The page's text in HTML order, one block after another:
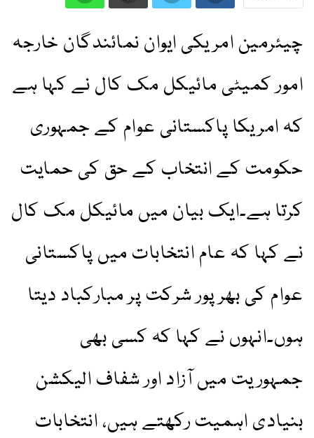
چیئرمین امریکی ایوان نمائندگان خارجہ
امور کمیٹی مائیکل مک کال نے کہا ہے
کہ امریکا پاکستانی عوام کے جمہوری
حکومت کے انتخاب کے حق کی حمایت
کرتا ہے۔ایک بیان میں مائیکل مک کال
نے کہا کہ عام انتخابات میں پاکستانی
عوام کی بھرپور شرکت پر مبارکباد دیتا
ہوں۔انہوں نے کہا کہ کسی بھی
جمہوریت میں آزاد اور شفاف الیکشن
بنیادی اہمیت رکھتے ہیں، انتخابات